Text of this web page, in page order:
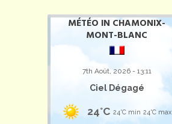
MÉTÉO IN CHAMONIX-
MONT-BLANC
7th Août, 2026 - 13:11
Ciel Dégagé
24°C 24°C min 24°C max